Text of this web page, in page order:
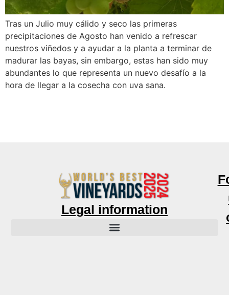
Tras un Julio muy cálido y seco las primeras
precipitaciones de Agosto han venido a refrescar
nuestros viñedos y a ayudar a la planta a terminar de
madurar las bayas, sin embargo, estas han sido muy
abundantes lo que representa un nuevo desafío a la
hora de llegar a la cosecha con uva sana.
Legal information